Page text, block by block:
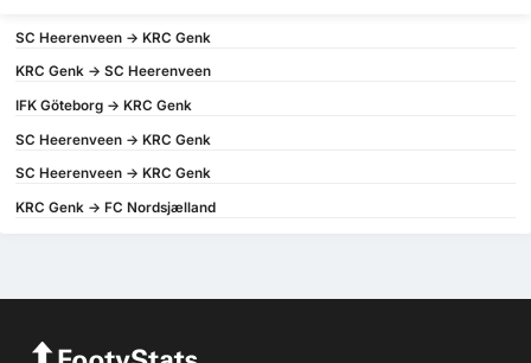
SC Heerenveen -> KRC Genk
KRC Genk -> SC Heerenveen
IFK Göteborg -> KRC Genk
SC Heerenveen -> KRC Genk
SC Heerenveen -> KRC Genk
KRC Genk -> FC Nordsjælland